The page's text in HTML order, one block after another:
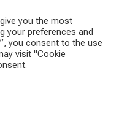
you the most
your preferences and
you consent to the use
visit "Cookie